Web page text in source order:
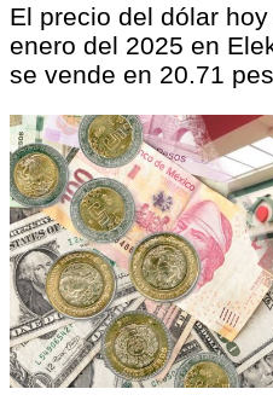
El precio del dólar
enero del 2025 en
se vende en 20.71